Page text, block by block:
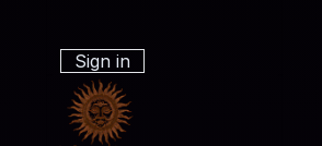
Sign in